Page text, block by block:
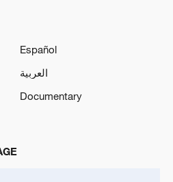
Español
العربية
Documentary